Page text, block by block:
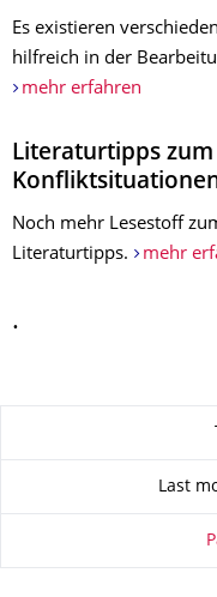
Es existieren
hilfreich in der
mehr erfahren
Literaturtipps
Noch mehr Lesestoff
Literaturtipps.
mehr
.
Last